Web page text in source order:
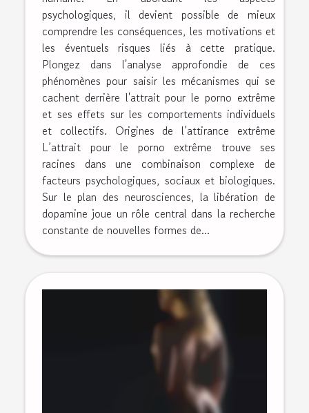
psychologiques, il devient possible de mieux
comprendre les conséquences, les motivations et
les éventuels risques liés à cette pratique.
Plongez dans l'analyse approfondie de ces
phénomènes pour saisir les mécanismes qui se
cachent derrière l'attrait pour le porno extrême
et ses effets sur les comportements individuels
et collectifs. Origines de l’attirance extrême
L’attrait pour le porno extrême trouve ses
racines dans une combinaison complexe de
facteurs psychologiques, sociaux et biologiques.
Sur le plan des neurosciences, la libération de
dopamine joue un rôle central dans la recherche
constante de nouvelles formes de...